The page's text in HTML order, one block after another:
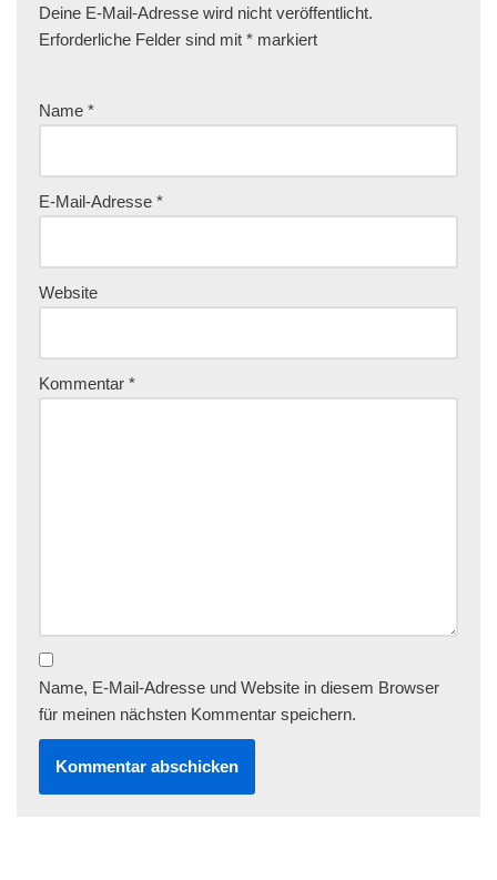
Deine E-Mail-Adresse wird nicht veröffentlicht.
Erforderliche Felder sind mit * markiert
Name *
E-Mail-Adresse *
Website
Kommentar *
Name, E-Mail-Adresse und Website in diesem Browser
für meinen nächsten Kommentar speichern.